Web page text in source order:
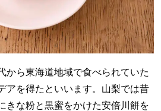
から東海道地域で食べられていた
アを得たといいます。山梨では昔
きな粉と黒蜜をかけた安倍川餅を